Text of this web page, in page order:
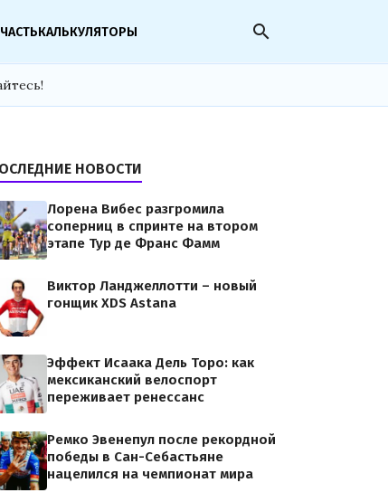
КАЛЬКУЛЯТОРЫ search
НОВОСТИ
Лорена Вибес разгромила
соперниц в спринте на втором
этапе Тур де Франс Фамм
Виктор Ланджеллотти – новый
гонщик XDS Astana
Эффект Исаака Дель Торо: как
мексиканский велоспорт
переживает ренессанс
Ремко Эвенепул после рекордной
победы в Сан-Себастьяне
нацелился на чемпионат мира